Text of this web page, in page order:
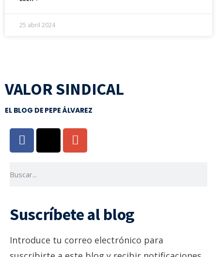
25 abril 2024
VALOR SINDICAL
EL BLOG DE PEPE ÁLVAREZ
Suscríbete al blog
Introduce tu correo electrónico para